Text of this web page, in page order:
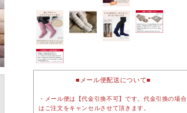
■メール便配送について■
・メール便は【代金引換不可】です。代金引換の場合
はご注文をキャンセルさせて頂きます。